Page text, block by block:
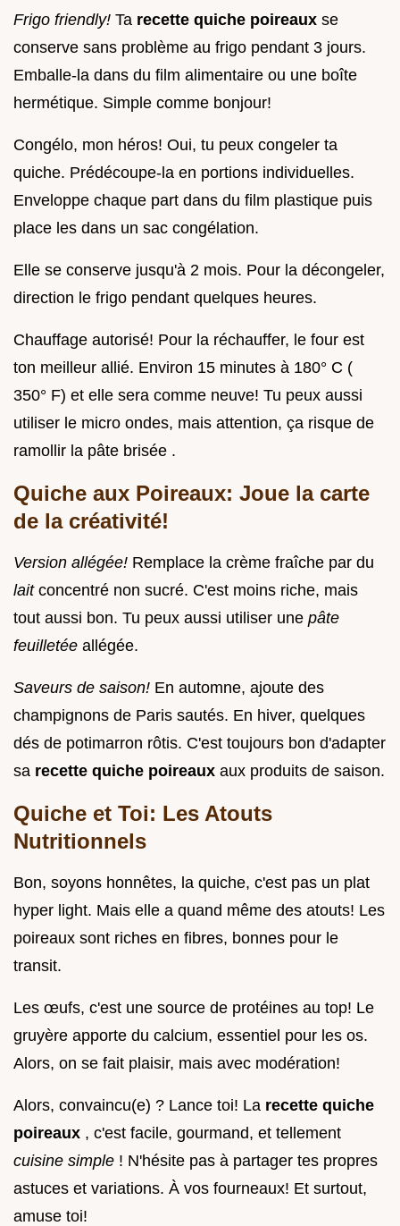
Frigo friendly! Ta recette quiche poireaux se
conserve sans problème au frigo pendant 3 jours.
Emballe-la dans du film alimentaire ou une boîte
hermétique. Simple comme bonjour!
Congélo, mon héros! Oui, tu peux congeler ta
quiche. Prédécoupe-la en portions individuelles.
Enveloppe chaque part dans du film plastique puis
place les dans un sac congélation.
Elle se conserve jusqu'à 2 mois. Pour la décongeler,
direction le frigo pendant quelques heures.
Chauffage autorisé! Pour la réchauffer, le four est
ton meilleur allié. Environ 15 minutes à 180° C (
350° F) et elle sera comme neuve! Tu peux aussi
utiliser le micro ondes, mais attention, ça risque de
ramollir la pâte brisée .
Quiche aux Poireaux: Joue la carte
de la créativité!
Version allégée! Remplace la crème fraîche par du
lait concentré non sucré. C'est moins riche, mais
tout aussi bon. Tu peux aussi utiliser une pâte
feuilletée allégée.
Saveurs de saison! En automne, ajoute des
champignons de Paris sautés. En hiver, quelques
dés de potimarron rôtis. C'est toujours bon d'adapter
sa recette quiche poireaux aux produits de saison.
Quiche et Toi: Les Atouts
Nutritionnels
Bon, soyons honnêtes, la quiche, c'est pas un plat
hyper light. Mais elle a quand même des atouts! Les
poireaux sont riches en fibres, bonnes pour le
transit.
Les œufs, c'est une source de protéines au top! Le
gruyère apporte du calcium, essentiel pour les os.
Alors, on se fait plaisir, mais avec modération!
Alors, convaincu(e) ? Lance toi! La recette quiche
poireaux , c'est facile, gourmand, et tellement
cuisine simple ! N'hésite pas à partager tes propres
astuces et variations. À vos fourneaux! Et surtout,
amuse toi!